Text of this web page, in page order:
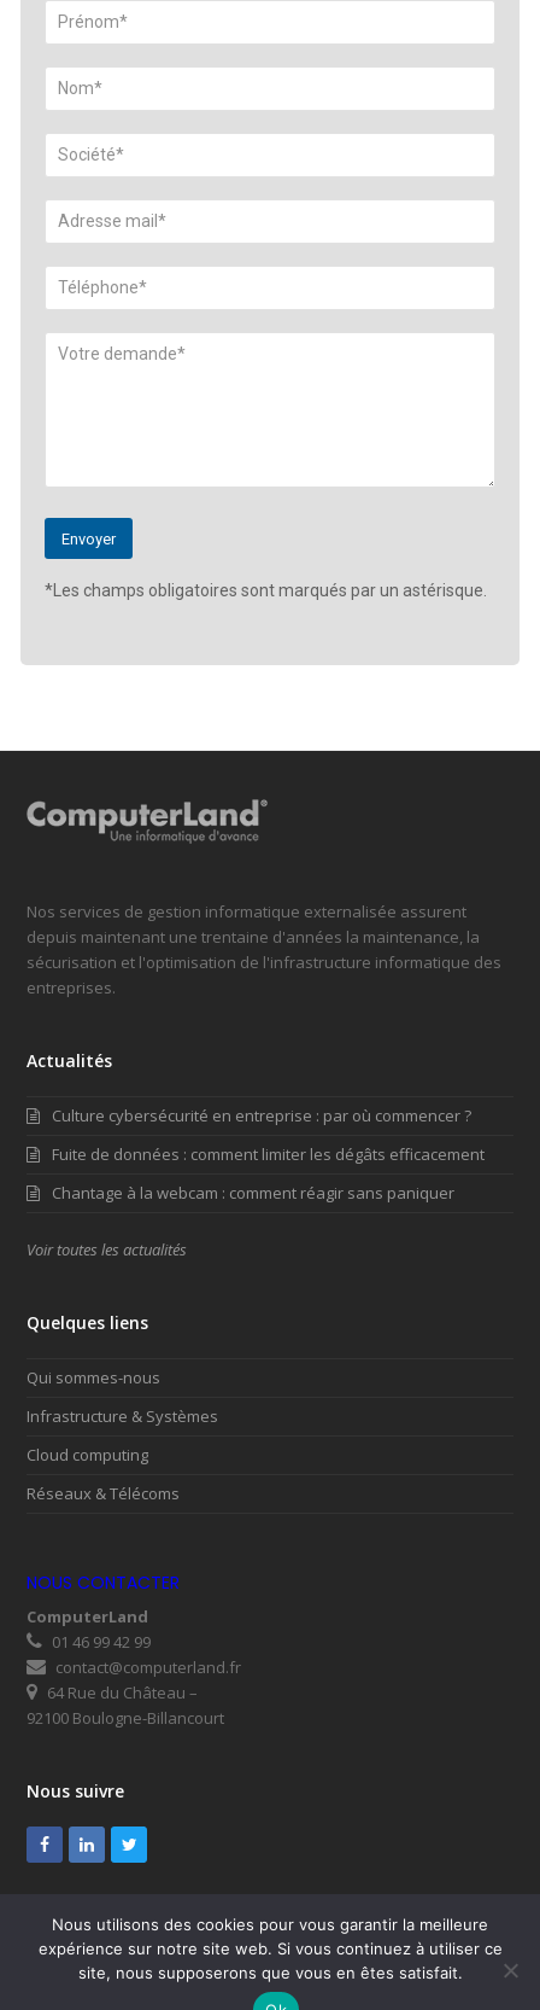
*Les champs obligatoires sont marqués par un astérisque.
Nos services de gestion informatique externalisée assurent
depuis maintenant une trentaine d'années la maintenance, la
sécurisation et l'optimisation de l'infrastructure informatique des
entreprises.
Actualités
Culture cybersécurité en entreprise : par où commencer ?
Fuite de données : comment limiter les dégâts efficacement
Chantage à la webcam : comment réagir sans paniquer
Voir toutes les actualités
Quelques liens
Qui sommes-nous
Infrastructure & Systèmes
Cloud computing
Réseaux & Télécoms
NOUS CONTACTER
ComputerLand
01 46 99 42 99
contact@computerland.fr
64 Rue du Château –
92100 Boulogne-Billancourt
Nous suivre
Facebook
LinkedInTwitter
© ComputerLand 2026
SUPPORT
Mentions légales
Nous utilisons des cookies pour vous garantir la meilleure
expérience sur notre site web. Si vous continuez à utiliser ce
site, nous supposerons que vous en êtes satisfait.